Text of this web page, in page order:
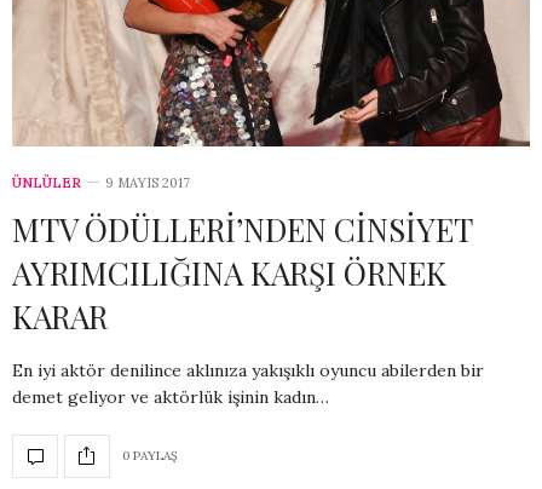
ÜNLÜLER 9 MAYIS 2017
MTV ÖDÜLLERİ’NDEN CİNSİYET
AYRIMCILIĞINA KARŞI ÖRNEK
KARAR
En iyi aktör denilince aklınıza yakışıklı oyuncu abilerden bir
demet geliyor ve aktörlük işinin kadın…
0 PAYLAŞ